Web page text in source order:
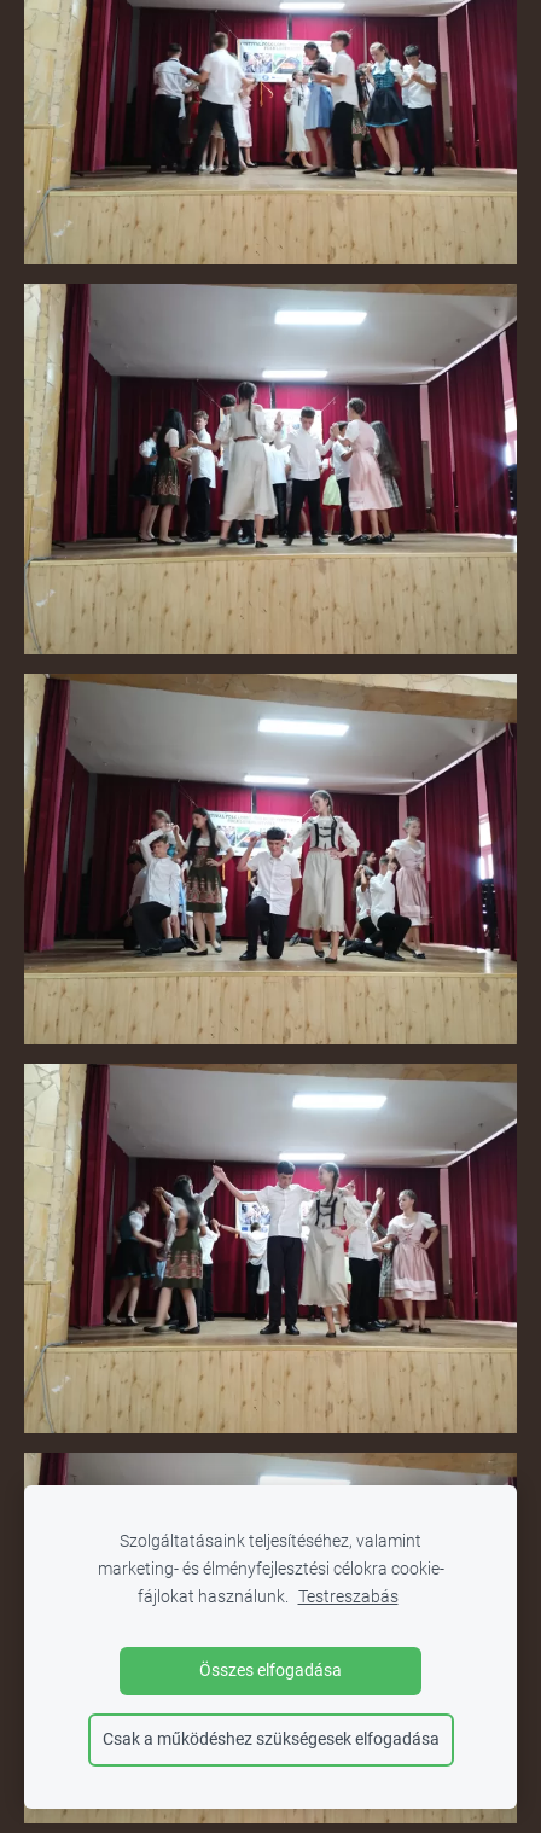
Szolgáltatásaink teljesítéséhez, valamint
marketing- és élményfejlesztési célokra cookie-
fájlokat használunk. Testreszabás
Összes elfogadása
Csak a működéshez szükségesek elfogadása